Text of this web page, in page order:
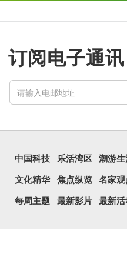
订阅电子通讯
中国科技 乐活湾区 潮游生
文化精华 焦点纵览 名家观
每周主题 最新影片 最新活